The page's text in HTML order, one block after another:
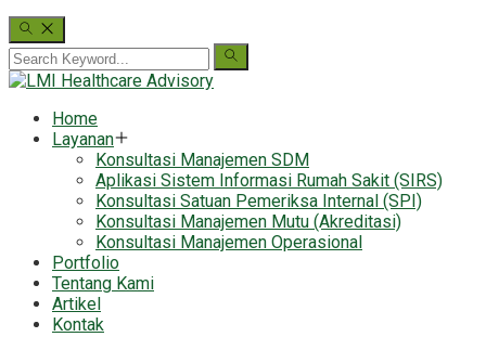
Home
Layanan
Konsultasi Manajemen SDM
Aplikasi Sistem Informasi Rumah Sakit (SIRS)
Konsultasi Satuan Pemeriksa Internal (SPI)
Konsultasi Manajemen Mutu (Akreditasi)
Konsultasi Manajemen Operasional
Portfolio
Tentang Kami
Artikel
Kontak